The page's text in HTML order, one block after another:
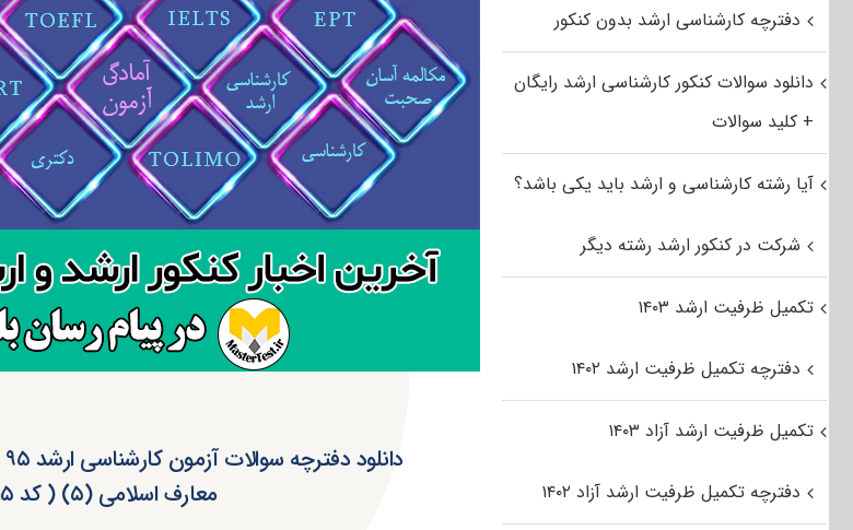
معارف اسلامی (۵) ( کد ۱۱۱۵ )
دفترچه کارشناسی ارشد بدون کنکور
دانلود سوالات کنکور کارشناسی ارشد رایگان
+ کلید سوالات
آیا رشته کارشناسی و ارشد باید یکی باشد؟
شرکت در کنکور ارشد رشته دیگر
تکمیل ظرفیت ارشد ۱۴۰۳
دفترچه تکمیل ظرفیت ارشد ۱۴۰۲
تکمیل ظرفیت ارشد آزاد ۱۴۰۳
دفترچه تکمیل ظرفیت ارشد آزاد ۱۴۰۲